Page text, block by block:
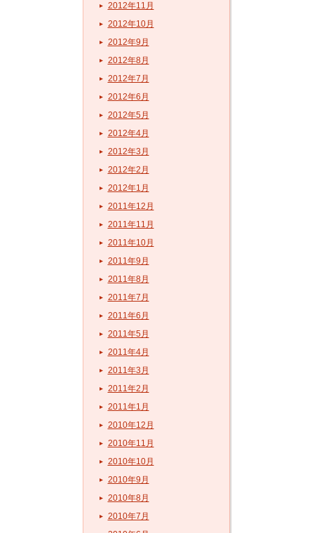
2012年11月
2012年10月
2012年9月
2012年8月
2012年7月
2012年6月
2012年5月
2012年4月
2012年3月
2012年2月
2012年1月
2011年12月
2011年11月
2011年10月
2011年9月
2011年8月
2011年7月
2011年6月
2011年5月
2011年4月
2011年3月
2011年2月
2011年1月
2010年12月
2010年11月
2010年10月
2010年9月
2010年8月
2010年7月